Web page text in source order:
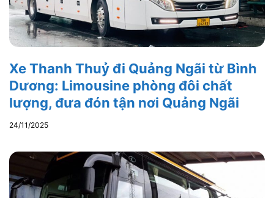
Xe Thanh Thuỷ đi Quảng Ngãi từ Bình
Dương: Limousine phòng đôi chất
lượng, đưa đón tận nơi Quảng Ngãi
24/11/2025